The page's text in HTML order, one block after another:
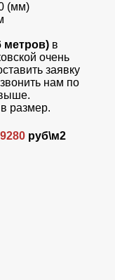
(мм)
метров) в
очень
заявку
нам по
размер.
9280 руб\м2